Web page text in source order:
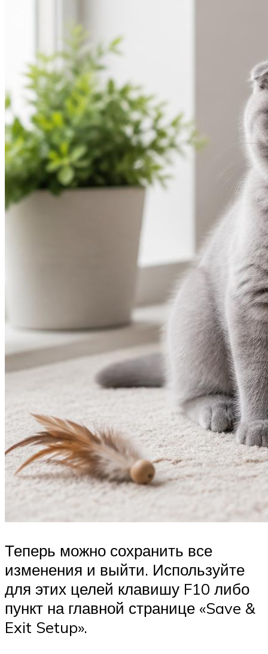
Теперь можно сохранить все
изменения и выйти. Используйте
для этих целей клавишу F10 либо
пункт на главной странице «Save &
Exit Setup».